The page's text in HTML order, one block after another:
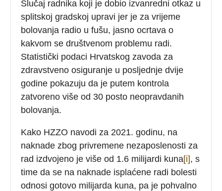
Slučaj radnika koji je dobio izvanredni otkaz u
splitskoj gradskoj upravi jer je za vrijeme
bolovanja radio u fušu, jasno ocrtava o
kakvom se društvenom problemu radi.
Statistički podaci Hrvatskog zavoda za
zdravstveno osiguranje u posljednje dvije
godine pokazuju da je putem kontrola
zatvoreno više od 30 posto neopravdanih
bolovanja.
Kako HZZO navodi za 2021. godinu, na
naknade zbog privremene nezaposlenosti za
rad izdvojeno je više od 1.6 milijardi kuna[i], s
time da se na naknade isplaćene radi bolesti
odnosi gotovo milijarda kuna, pa je pohvalno